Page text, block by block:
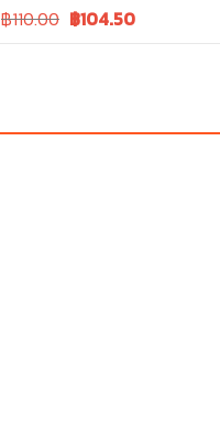
Original
฿110.00 Current
฿104.50